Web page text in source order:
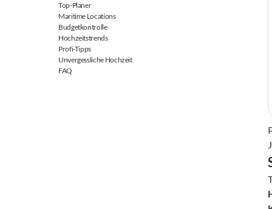
Top-Planer
Maritime Locations
Budgetkontrolle
Hochzeitstrends
Profi-Tipps
Unvergessliche Hochzeit
FAQ